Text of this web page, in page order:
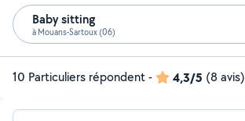
Baby sitting
à Mouans-Sartoux (06)
10 Particuliers répondent- 4,3/5 (8 avis)